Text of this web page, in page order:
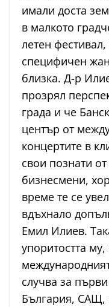
имали доста
в малкото
летен
специфичен
близка. Д-р
прозрял
града и че
център от
концертите в
свои познати
бизнесмени,
време те се
вдъхнало
Емил Илиев.
упоритостта
случва за
България, САЩ,